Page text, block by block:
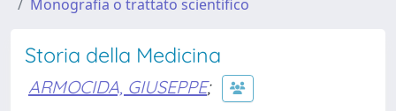
Monografia o trattato scientifico
Storia della Medicina
ARMOCIDA, GIUSEPPE;